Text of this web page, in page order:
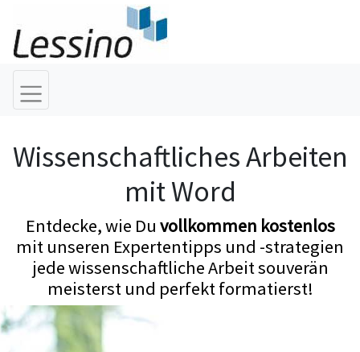
Wissenschaftliches Arbeiten
mit Word
Entdecke, wie Du vollkommen kostenlos
mit unseren Expertentipps und -strategien
jede wissenschaftliche Arbeit souverän
meisterst und perfekt formatierst!